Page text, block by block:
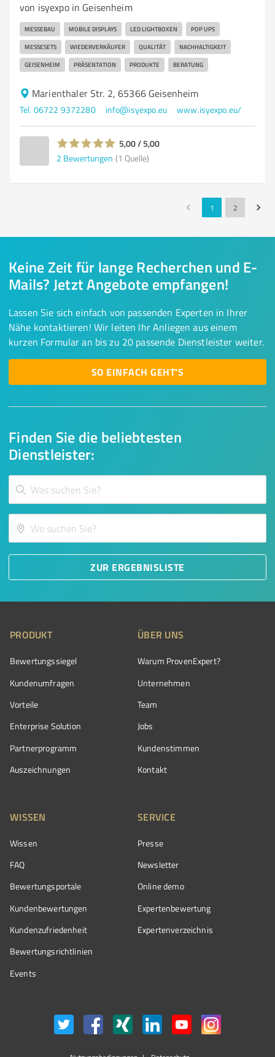
von isyexpo in Geisenheim
MESSEBAU MOBILE DISPLAYS LED LIGHTBOXEN POP UPS
MESSESETS WIEDERVERKÄUFER QUALITÄT NACHHALTIGKEIT
GEISENHEIM PRÄSENTATION PRODUKTE BERATUNG
Marienthaler Str. 2, 65366 Geisenheim
Tel. 06722 9372280 info@isyexpo.eu www.isyexpo.eu/
5,00 / 5,00
2 Bewertungen (1 Quelle)
1 2
Finden Sie die beliebtesten
Dienstleister:
ZUR ERGEBNISLISTE
Keine Zeit für lange Recherchen und E-
Mails? Jetzt Angebote empfangen!
Lassen Sie sich einfach von passenden Experten in Ihrer
Nähe kontaktieren! Wir leiten Ihr Anliegen aus einem
kurzen Formular an bis zu 20 passende Dienstleister weiter.
SO EINFACH GEHT'S
PRODUKT
Bewertungssiegel
Kundenumfragen
Vorteile
Enterprise Solution
Partnerprogramm
Auszeichnungen
ÜBER UNS
Warum ProvenExpert?
Unternehmen
Team
Jobs
Kundenstimmen
Kontakt
WISSEN
Wissen
FAQ
Bewertungsportale
Kundenbewertungen
Kundenzufriedenheit
Bewertungs­richtlinien
Events
SERVICE
Presse
Newsletter
Online demo
Expertenbewertung
Expertenverzeichnis